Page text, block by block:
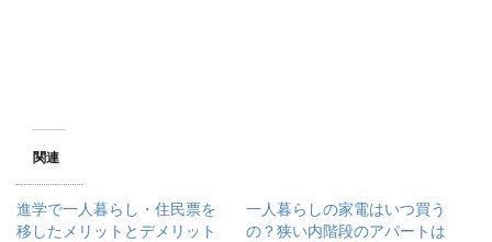
関連
進学で一人暮らし・住民票を
移したメリットとデメリット
一人暮らしの家電はいつ買う
の？狭い内階段のアパートは